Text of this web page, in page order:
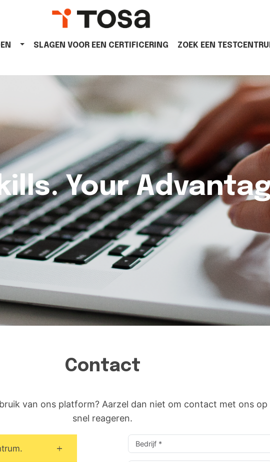
SLAGEN VOOR EEN CERTIFICERING ZOEK EEN
Your
Contact
van ons platform? Aarzel dan niet om contact met ons op
snel reageren.